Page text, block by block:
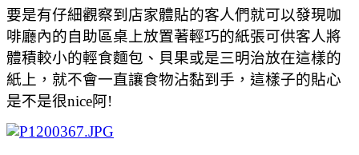
要是有仔細觀察到店家體貼的客人們就可以發現咖
啡廳內的自助區桌上放置著輕巧的紙張可供客人將
體積較小的輕食麵包、貝果或是三明治放在這樣的
紙上，就不會一直讓食物沾黏到手，這樣子的貼心
是不是很nice阿!